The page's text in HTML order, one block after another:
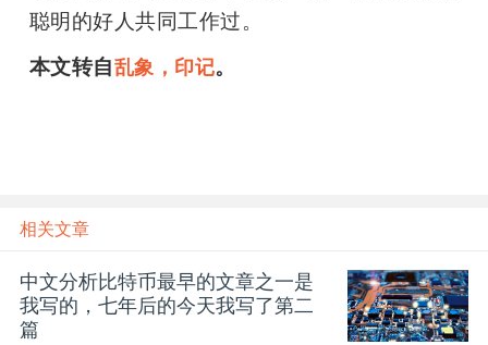
聪明的好人共同工作过。
本文转自乱象，印记。
相关文章
中文分析比特币最早的文章之一是
我写的，七年后的今天我写了第二
篇